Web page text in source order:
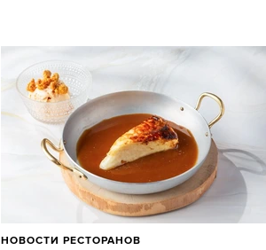
НОВОСТИ РЕСТОРАНОВ